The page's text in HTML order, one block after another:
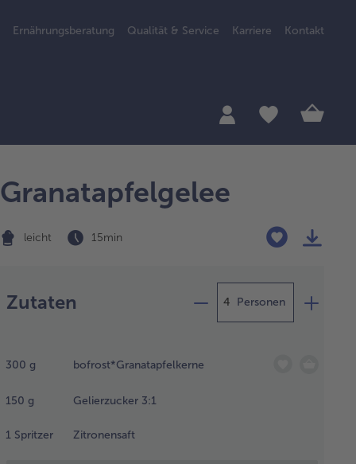
Ernährungsberatung Qualität & Service Karriere Kontakt
Granatapfelgelee
leicht 15 min
Zutaten Personen
300 g bofrost*Granatapfelkerne
150 g Gelierzucker 3:1
1 Spritzer Zitronensaft
lassen
Den
Topf